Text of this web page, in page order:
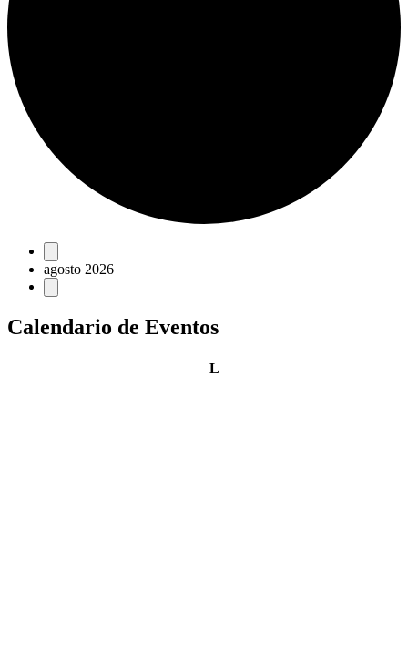
Eventos
agosto 2026
Calendario de Eventos
Llunes